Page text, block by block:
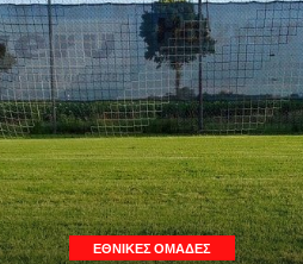
ΕΘΝΙΚΕΣ ΟΜΑΔΕΣ